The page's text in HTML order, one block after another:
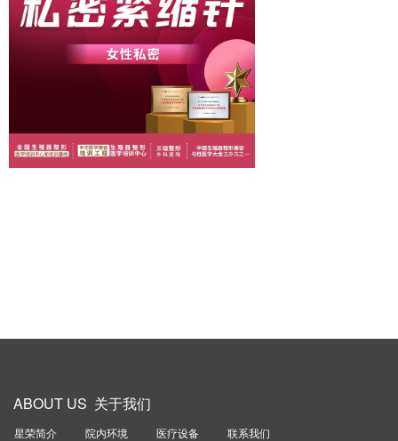
ABOUT US 关于我们
星荣简介 院内环境 医疗设备 联系我们